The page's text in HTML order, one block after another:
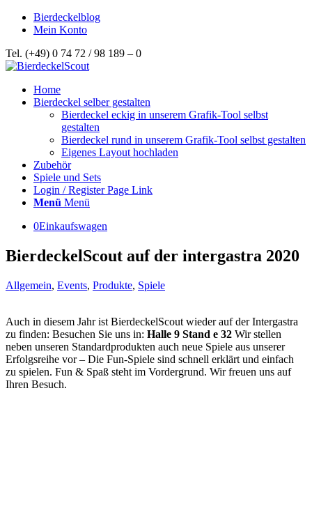
Bierdeckelblog
Mein Konto
Tel. (+49) 0 74 72 / 98 189 – 0
Home
Bierdeckel selber gestalten
Bierdeckel eckig in unserem Grafik-Tool selbst
gestalten
Bierdeckel rund in unserem Grafik-Tool selbst gestalten
Eigenes Layout hochladen
Zubehör
Spiele und Sets
Login / Register Page Link
Menü Menü
0Einkaufswagen
BierdeckelScout auf der intergastra 2020
Allgemein, Events, Produkte, Spiele
Auch in diesem Jahr ist BierdeckelScout wieder auf der Intergastra
zu finden: Besuchen Sie uns in: Halle 9 Stand e 32 Wir stellen
neben unseren Standardprodukten auch neue Spiele aus unserer
Erfolgsreihe vor – Die Fun-Spiele sind schnell erklärt und einfach
zu spielen. Fun & Spaß steht im Vordergrund. Wir freuen uns auf
Ihren Besuch.